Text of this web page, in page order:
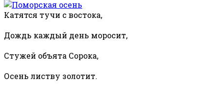
Катятся тучи с востока,
Дождь каждый день моросит,
Стужей объята Сорока,
Осень листву золотит.